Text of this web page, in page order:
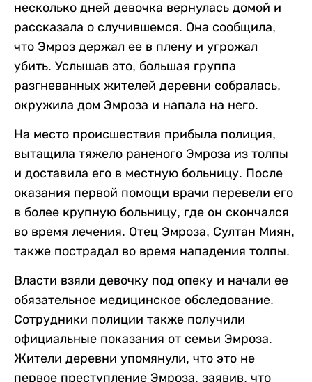
несколько дней девочка вернулась домой и
рассказала о случившемся. Она сообщила,
что Эмроз держал ее в плену и угрожал
убить. Услышав это, большая группа
разгневанных жителей деревни собралась,
окружила дом Эмроза и напала на него.
На место происшествия прибыла полиция,
вытащила тяжело раненого Эмроза из толпы
и доставила его в местную больницу. После
оказания первой помощи врачи перевели его
в более крупную больницу, где он скончался
во время лечения. Отец Эмроза, Султан Миян,
также пострадал во время нападения толпы.
Власти взяли девочку под опеку и начали ее
обязательное медицинское обследование.
Сотрудники полиции также получили
официальные показания от семьи Эмроза.
Жители деревни упомянули, что это не
первое преступление Эмроза, заявив, что